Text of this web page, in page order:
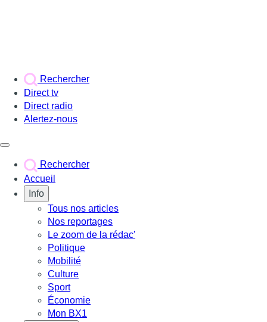
Rechercher
Direct tv
Direct radio
Alertez-nous
Rechercher
Accueil
Info
Tous nos articles
Nos reportages
Le zoom de la rédac'
Politique
Mobilité
Culture
Sport
Économie
Mon BX1